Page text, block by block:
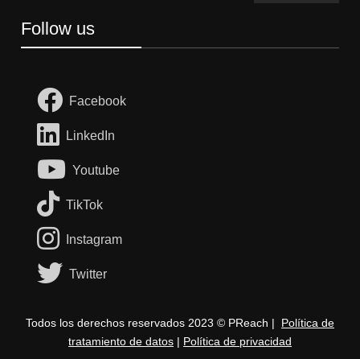
Follow us
Facebook
LinkedIn
Youtube
TikTok
Instagram
Twitter
Todos los derechos reservados 2023 © PReach | Política de
tratamiento de datos | Política de privacidad